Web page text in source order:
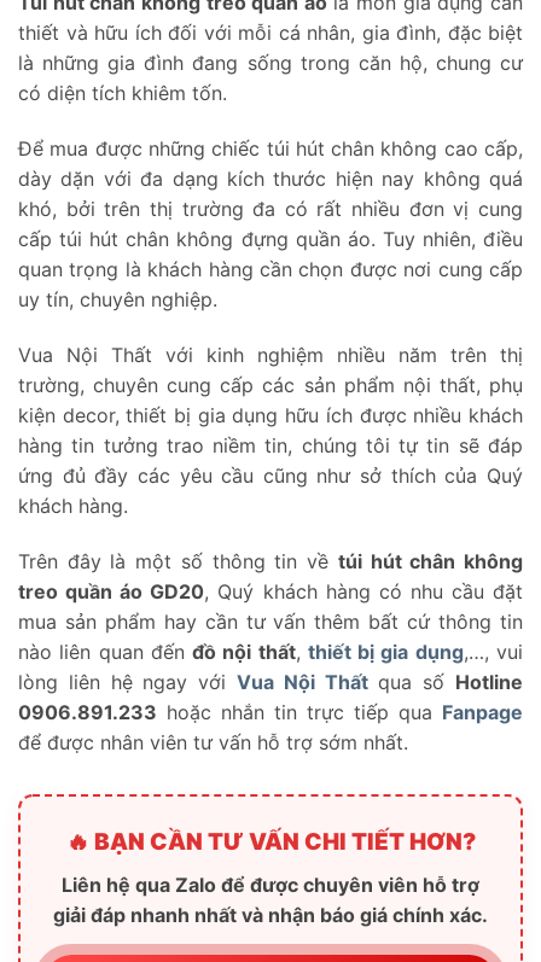
thiết và hữu ích đối với mỗi cá nhân, gia đình, đặc biệt
là những gia đình đang sống trong căn hộ, chung cư
có diện tích khiêm tốn.
Để mua được những chiếc túi hút chân không cao cấp,
dày dặn với đa dạng kích thước hiện nay không quá
khó, bởi trên thị trường đa có rất nhiều đơn vị cung
cấp túi hút chân không đựng quần áo. Tuy nhiên, điều
quan trọng là khách hàng cần chọn được nơi cung cấp
uy tín, chuyên nghiệp.
Vua Nội Thất với kinh nghiệm nhiều năm trên thị
trường, chuyên cung cấp các sản phẩm nội thất, phụ
kiện decor, thiết bị gia dụng hữu ích được nhiều khách
hàng tin tưởng trao niềm tin, chúng tôi tự tin sẽ đáp
ứng đủ đầy các yêu cầu cũng như sở thích của Quý
khách hàng.
Trên đây là một số thông tin về túi hút chân không
treo quần áo GD20, Quý khách hàng có nhu cầu đặt
mua sản phẩm hay cần tư vấn thêm bất cứ thông tin
nào liên quan đếnđồ nội thất, thiết bị gia dụng,…, vui
lòng liên hệ ngay với Vua Nội Thấtqua số Hotline
0906.891.233 hoặc nhắn tin trực tiếp qua Fanpage
để được nhân viên tư vấn hỗ trợ sớm nhất.
🔥 BẠN CẦN TƯ VẤN CHI TIẾT HƠN?
Liên hệ qua Zalo để được chuyên viên hỗ trợ
giải đáp nhanh nhất và nhận báo giá chính xác.